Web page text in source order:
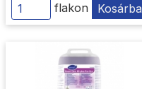
flakon Kosárba